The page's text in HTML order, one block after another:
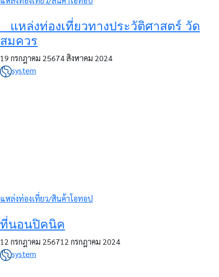
แหล่งท่องเที่ยวทางประวัติศาสตร์ วัด
สมควร
19 กรกฎาคม 25674 สิงหาคม 2024
system
แหล่งท่องเที่ยว/สินค้าโอทอป
ที่นอนปิคนิค
12 กรกฎาคม 256712 กรกฎาคม 2024
system